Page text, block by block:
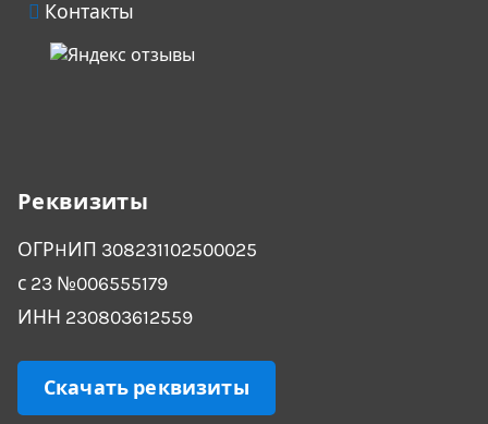
Контакты
Реквизиты
ОГРHИП 308231102500025
с 23 №006555179
ИНН 230803612559
Скачать реквизиты